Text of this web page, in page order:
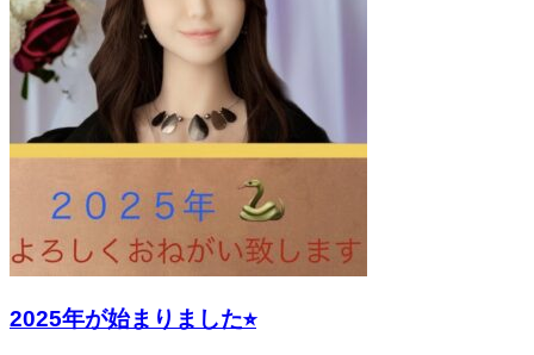
2025年が始まりました⭐︎